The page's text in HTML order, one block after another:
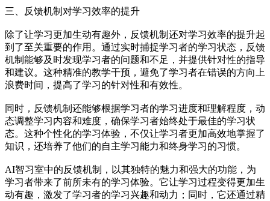
三、反馈机制对学习效率的提升
除了让学习更加生动有趣外，反馈机制还对学习效率的提升起
到了至关重要的作用。通过实时捕捉学习者的学习状态，反馈
机制能够及时发现学习者的问题和不足，并提供针对性的指导
和建议。这种精准的教学干预，避免了学习者在错误的方向上
浪费时间，提高了学习的针对性和有效性。
同时，反馈机制还能够根据学习者的学习进度和理解程度，动
态调整学习内容和难度，确保学习者始终处于最佳的学习状
态。这种个性化的学习体验，不仅让学习者更加高效地掌握了
知识，还培养了他们的自主学习能力和终身学习的习惯。
AI智习室中的反馈机制，以其独特的魅力和强大的功能，为
学习者带来了前所未有的学习体验。它让学习过程变得更加生
动有趣，激发了学习者的学习兴趣和动力；同时，它还通过精